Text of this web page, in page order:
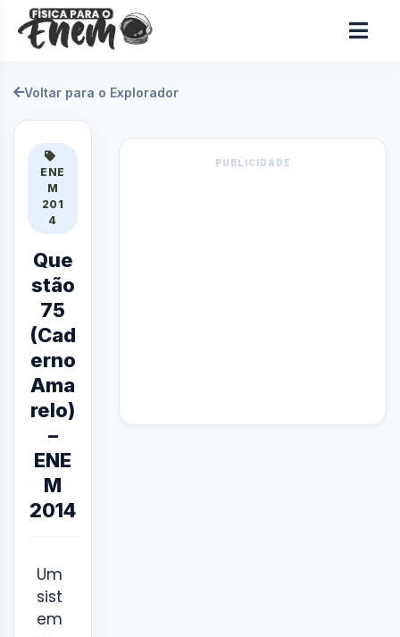
Voltar para o Explorador
ENE
M
201
4
Que
stão
75
(Cad
erno
Ama
relo)
–
ENE
M
2014
Um
sist
em
PUBLICIDADE